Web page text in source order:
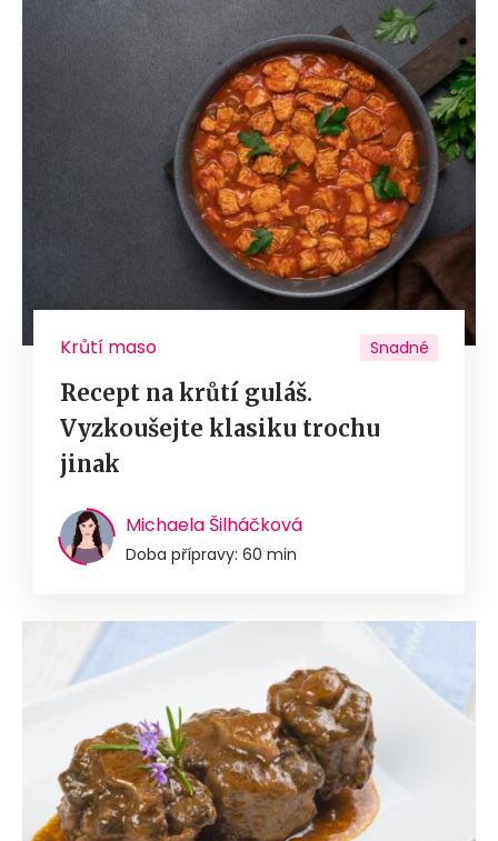
Krůtí maso Snadné
Recept na krůtí guláš.
Vyzkoušejte klasiku trochu
jinak
Michaela Šilháčková
Doba přípravy: 60 min